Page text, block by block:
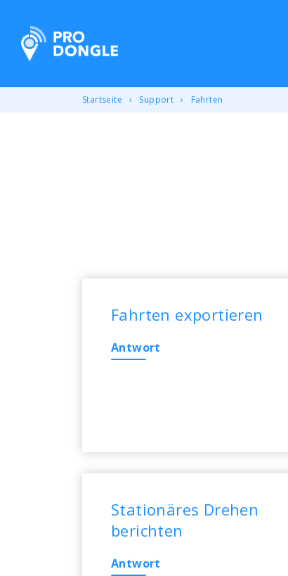
ProDongle Track & Trace
Startseite Support Fahrten
Fahrten exportieren
Antwort
Stationäres Drehen
berichten
Antwort